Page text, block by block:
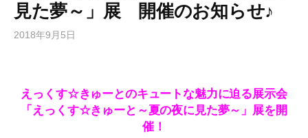
見た夢～」展 開催のお知らせ♪
2018年9月5日
えっくす☆きゅーとのキュートな魅力に迫る展示会
「えっくす☆きゅーと～夏の夜に見た夢～」展を開
催！